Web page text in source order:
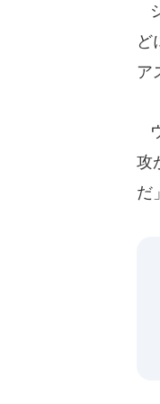
ど
ア
攻
だ